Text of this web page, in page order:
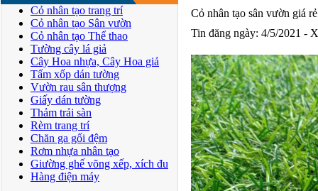
Cỏ nhân tạo trang trí
Cỏ nhân tạo Sân vườn
Cỏ nhân tạo Thể thao
Tường cây lá giả
Cây Hoa nhựa, Cây Hoa giả
Tấm xốp dán tường
Vườn rau sân thượng
Giấy dán tường
Thảm trải sàn
Rèm trang trí
Chăn ga gối đệm
Rơm nhựa nhân tạo
Giường ghế võng xếp, xích đu
Hàng điện máy
Cỏ nhân tạo sân vườn giá rẻ
Tin đăng ngày: 4/5/2021 -